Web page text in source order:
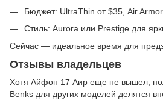
Бюджет: UltraThin от $35, Air Armor
Стиль: Aurora или Prestige для
Сейчас — идеальное время для
Отзывы владельцев
Хотя Айфон 17 Аир еще не вышел,
Benks для других моделей делятся